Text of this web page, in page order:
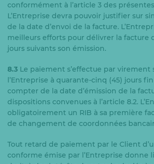
conformément à l’article 3 des présentes
L’Entreprise devra pouvoir justifier sur
de la date d’envoi de la facture.
meilleurs efforts pour délivrer la facture
jours suivants son émission.
8.3 Le paiement s’effectue par virement
l’Entreprise à quarante-cinq (45) jours
compter de la date d’émission de la
dispositions convenues à l’article 8.2.
obligatoirement un RIB à sa première
de changement de coordonnées
Tout retard de paiement par le Client
conforme émise par l’Entreprise donne